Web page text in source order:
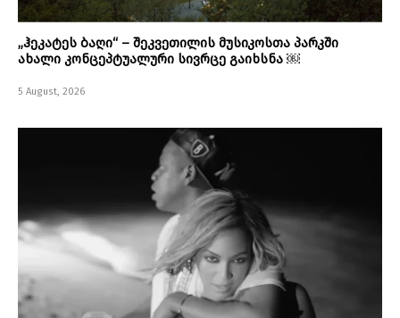
„ჰეკატეს ბაღი“ – შეკვეთილის მუსიკოსთა პარკში
ახალი კონცეპტუალური სივრცე გაიხსნა ￼
5 August, 2026